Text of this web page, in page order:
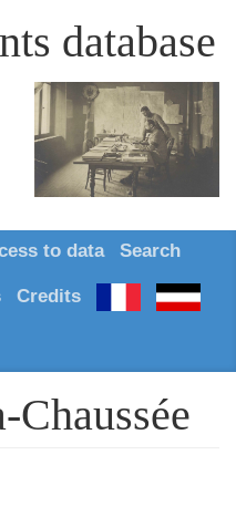
database
to data Search
Credits